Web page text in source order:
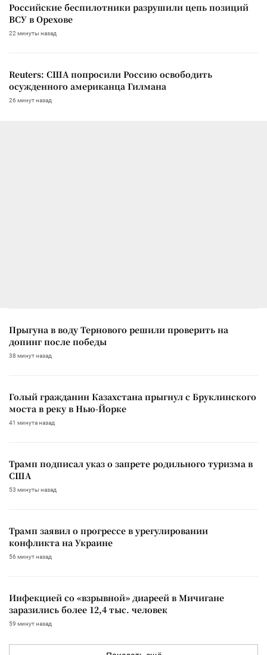
Российские беспилотники разрушили цепь позиций
ВСУ в Орехове
22 минуты назад
Reuters: США попросили Россию освободить
осужденного американца Гилмана
26 минут назад
Прыгуна в воду Тернового решили проверить на
допинг после победы
38 минут назад
Голый гражданин Казахстана прыгнул с Бруклинского
моста в реку в Нью-Йорке
41 минута назад
Трамп подписал указ о запрете родильного туризма в
США
53 минуты назад
Трамп заявил о прогрессе в урегулировании
конфликта на Украине
56 минут назад
Инфекцией со «взрывной» диареей в Мичигане
заразились более 12,4 тыс. человек
59 минут назад